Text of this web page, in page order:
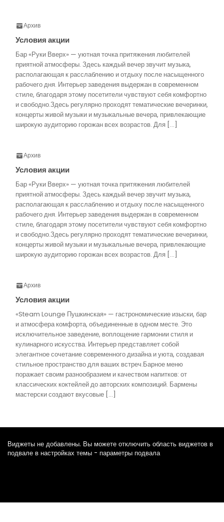
Архив
Условия акции
Бар «Руки Вверх» — уютная точка притяжения любителей
приятной атмосферы. Здесь каждый вечер звучит музыка,
располагающая к расслаблению и отдыху после насыщенного
рабочего дня. Интерьер заведения выдержан в современном
стиле, благодаря этому посетители чувствуют себя комфортно
и свободно.Здесь регулярно проходят тематические вечеринки,
концерты живой музыки и музыкальные вечера, привлекающие
широкую аудиторию горожан всех возрастов. Для […]
Архив
Условия акции
Бар «Руки Вверх» — уютная точка притяжения любителей
приятной атмосферы. Здесь каждый вечер звучит музыка,
располагающая к расслаблению и отдыху после насыщенного
рабочего дня. Интерьер заведения выдержан в современном
стиле, благодаря этому посетители чувствуют себя комфортно
и свободно.Здесь регулярно проходят тематические вечеринки,
концерты живой музыки и музыкальные вечера, привлекающие
широкую аудиторию горожан всех возрастов. Для […]
Архив
Условия акции
«Steam Lounge Пушкинская» — гастрономические изыски, бар
и атмосфера комфорта, объединенные в одном месте. Это
исключительное заведение, воплощение гармонии стиля и
кулинарного искусства. Интерьер представляет собой
элегантное сочетание современного дизайна и уюта, создавая
стильное пространство для ваших встреч.Барное меню
поражает своим разнообразием и качеством напитков: от
классических коктейлей до авторских композиций. Бармены
мастерски создают вкусовые […]
Виджеты не добавлены. Вы можете отключить область виджетов в
подвале в настройках темы - параметры подвала